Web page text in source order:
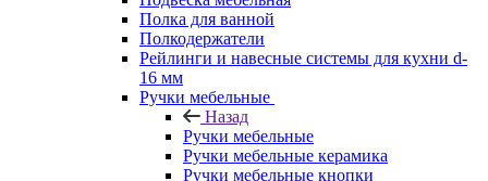
Полка для ванной
Полкодержатели
Рейлинги и навесные системы для кухни d-
16 мм
Ручки мебельные
Назад
Ручки мебельные
Ручки мебельные керамика
Ручки мебельные кнопки